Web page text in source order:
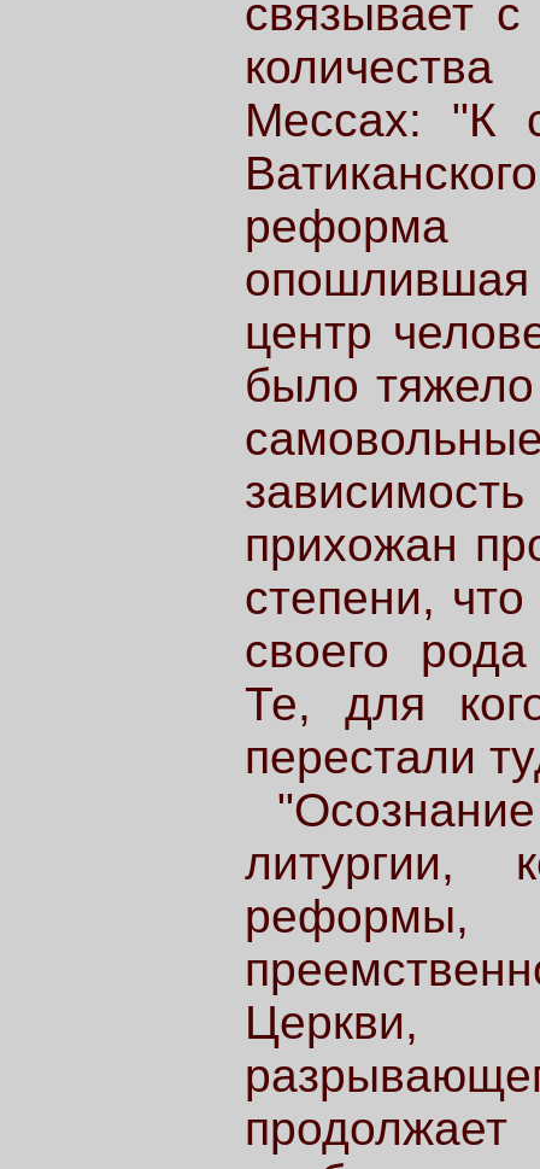
связывает
Мессах: "К
реформа
центр
было тяжело
прихожан
степени,
своего
Те, для
перестали
литургии,
Церкви,